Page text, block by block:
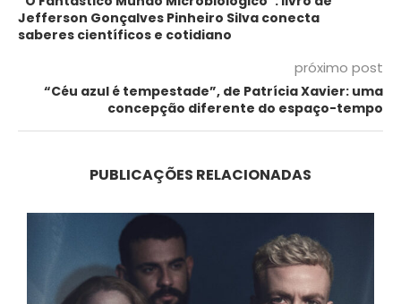
Jefferson Gonçalves Pinheiro Silva conecta
saberes científicos e cotidiano
próximo post
“Céu azul é tempestade”, de Patrícia Xavier: uma
concepção diferente do espaço-tempo
PUBLICAÇÕES RELACIONADAS